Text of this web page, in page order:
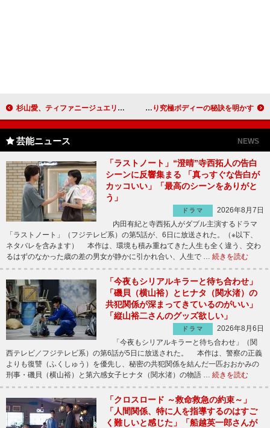
杉山愛、ティファニージュエリーにうっとり 新婚生活も「幸せですよ」とにっこり 山下智久、体形維持は「夜中に食べない」 うっとり究極ボディーの秘訣を明かす
芸能ニュース NEWS
「ラストノート」“澄晴”寺西拓人の告白
シーンに反響集まる 「真っすぐな告白が
カッコいい」「最高のシーンをありがと
う」
ドラマ
2026年8月7日
内田有紀と寺西拓人がダブル主演するドラマ
「ラストノート」（フジテレビ系）の第5話が、6日に放送された。（※以下、
ネタバレを含みます） 本作は、環境も積み重ねてきた人生も全く違う、交わ
るはずのなかった歳の差の男女が静かに引かれ合い、人生で … 続きを読む
「今夜もシリアルキラーと待ち合わせ」
「磯貝（横山裕）とヒナタ（関水渚）の
共犯関係が深まってきているのがいい」
「縦山裕二さんのグッズ欲しい」
ドラマ
2026年8月6日
「今夜もシリアルキラーと待ち合わせ」（関
西テレビ／フジテレビ系）の第6話が5日に放送された。 本作は、警察の正義
よりも復讐（ふくしゅう）を優先し、秘密の共犯関係を結んだ一匹おおかみの
刑事・磯貝（横山裕）と第六感女子ヒナタ（関水渚）の物語 … 続きを読む
「クロスロード ～救命救急の約束～」
「人間関係、特に人を指導するのはすご
く難しいと感じた」「船越英一郎さんが